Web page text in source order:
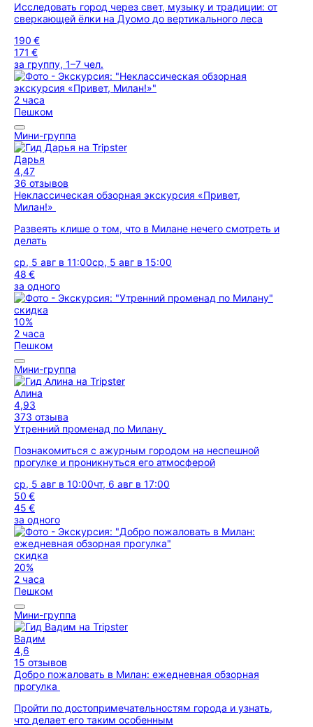
Исследовать город через свет, музыку и традиции: от
сверкающей ёлки на Дуомо до вертикального леса
190 €
171 €
за группу, 1–7 чел.
2 часа
Пешком
Мини-группа
Дарья
4,47
36 отзывов
Неклассическая обзорная экскурсия «Привет,
Милан!»
Развеять клише о том, что в Милане нечего смотреть и
делать
ср, 5 авг в 11:00ср, 5 авг в 15:00
48 €
за одного
скидка
10%
2 часа
Пешком
Мини-группа
Алина
4,93
373 отзыва
Утренний променад по Милану
Познакомиться с ажурным городом на неспешной
прогулке и проникнуться его атмосферой
ср, 5 авг в 10:00чт, 6 авг в 17:00
50 €
45 €
за одного
скидка
20%
2 часа
Пешком
Мини-группа
Вадим
4,6
15 отзывов
Добро пожаловать в Милан: ежедневная обзорная
прогулка
Пройти по достопримечательностям города и узнать,
что делает его таким особенным